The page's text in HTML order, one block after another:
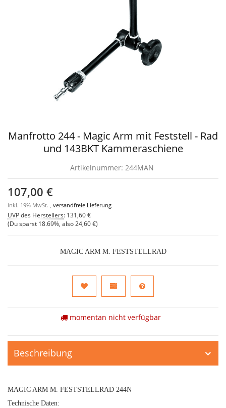
Manfrotto 244 - Magic Arm mit Feststell - Rad
und 143BKT Kammeraschiene
Artikelnummer: 244MAN
107,00 €
inkl. 19% MwSt. , versandfreie Lieferung
UVP des Herstellers: 131,60 €
(Du sparst 18.69% , also 24,60 €)
MAGIC ARM M. FESTSTELLRAD
momentan nicht verfügbar
Beschreibung
MAGIC ARM M. FESTSTELLRAD 244N
Technische Daten: